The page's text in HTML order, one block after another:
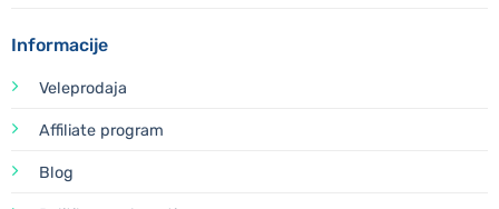
Informacije
Veleprodaja
Affiliate program
Blog